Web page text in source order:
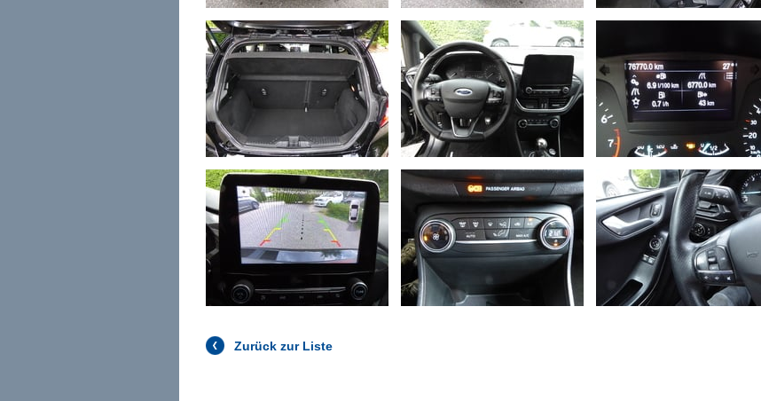
Zurück zur Liste